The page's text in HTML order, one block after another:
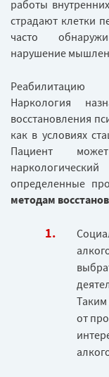
работы
страдают клетки
часто
нарушение
Наркология
восстановления
как в условиях
Пациент
определенные
методам
от